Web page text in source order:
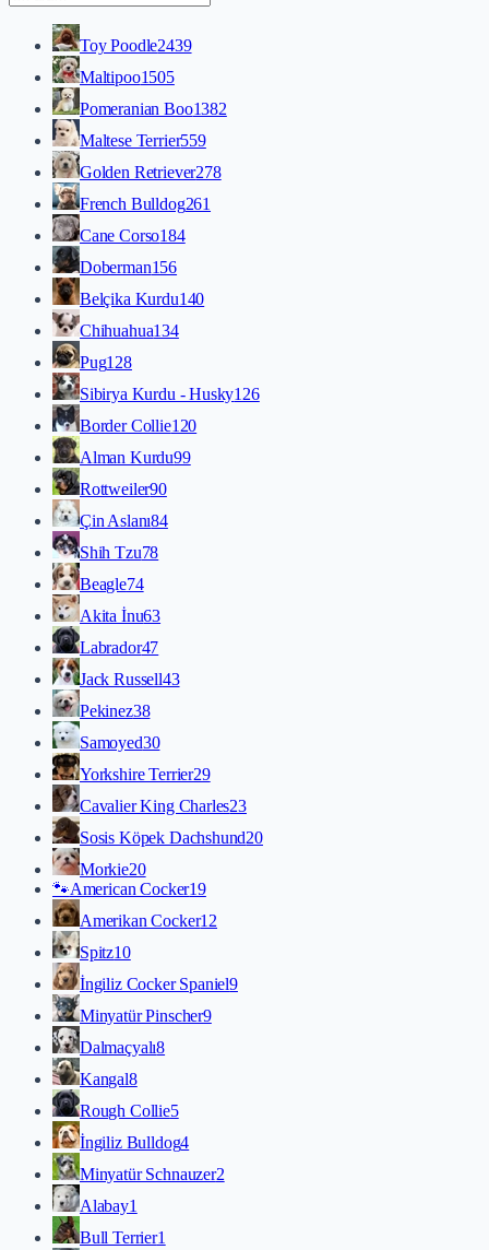
Toy Poodle2439
Maltipoo1505
Pomeranian Boo1382
Maltese Terrier559
Golden Retriever278
French Bulldog261
Cane Corso184
Doberman156
Belçika Kurdu140
Chihuahua134
Pug128
Sibirya Kurdu - Husky126
Border Collie120
Alman Kurdu99
Rottweiler90
Çin Aslanı84
Shih Tzu78
Beagle74
Akita İnu63
Labrador47
Jack Russell43
Pekinez38
Samoyed30
Yorkshire Terrier29
Cavalier King Charles23
Sosis Köpek Dachshund20
Morkie20
🐾American Cocker19
Amerikan Cocker12
Spitz10
İngiliz Cocker Spaniel9
Minyatür Pinscher9
Dalmaçyalı8
Kangal8
Rough Collie5
İngiliz Bulldog4
Minyatür Schnauzer2
Alabay1
Bull Terrier1